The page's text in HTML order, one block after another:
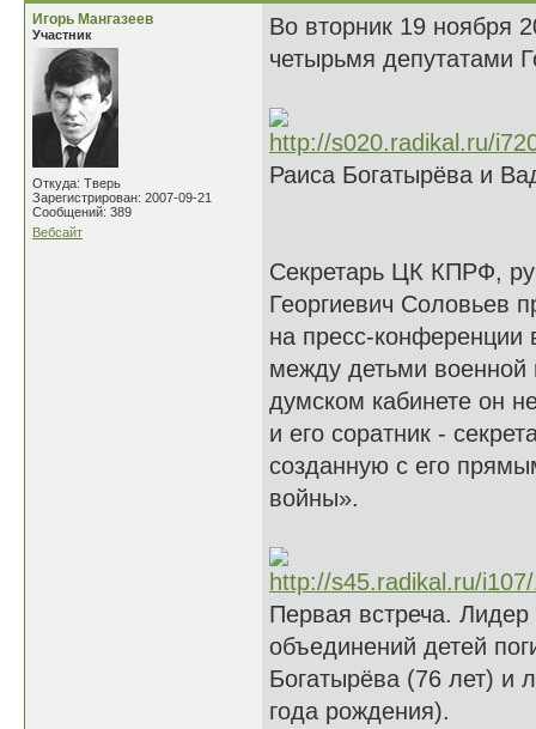
Игорь Мангазеев
Участник
Откуда: Тверь
Зарегистрирован: 2007-09-21
Сообщений: 389
Вебсайт
Во вторник 19 ноября
четырьмя депутатами
Раиса Богатырёва и
Секретарь ЦК КПРФ,
Георгиевич Соловьев
на пресс-конференции
между детьми
думском кабинете он
и его соратник -
созданную с его
войны».
Первая встреча.
объединений детей
Богатырёва (76 лет)
года рождения).